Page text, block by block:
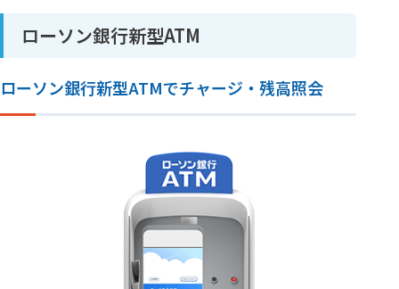
ローソン銀行新型ATM
ローソン銀行新型ATMでチャージ・残高照会